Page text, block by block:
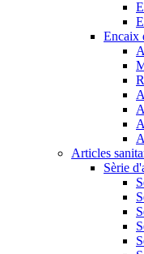
Encaix
Articles
Sèrie